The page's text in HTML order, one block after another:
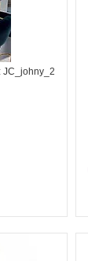
JC_johny_2